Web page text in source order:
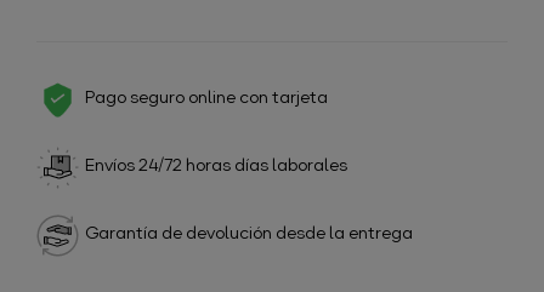
Pago seguro online con tarjeta
Envíos 24/72 horas días laborales
Garantía de devolución desde la entrega